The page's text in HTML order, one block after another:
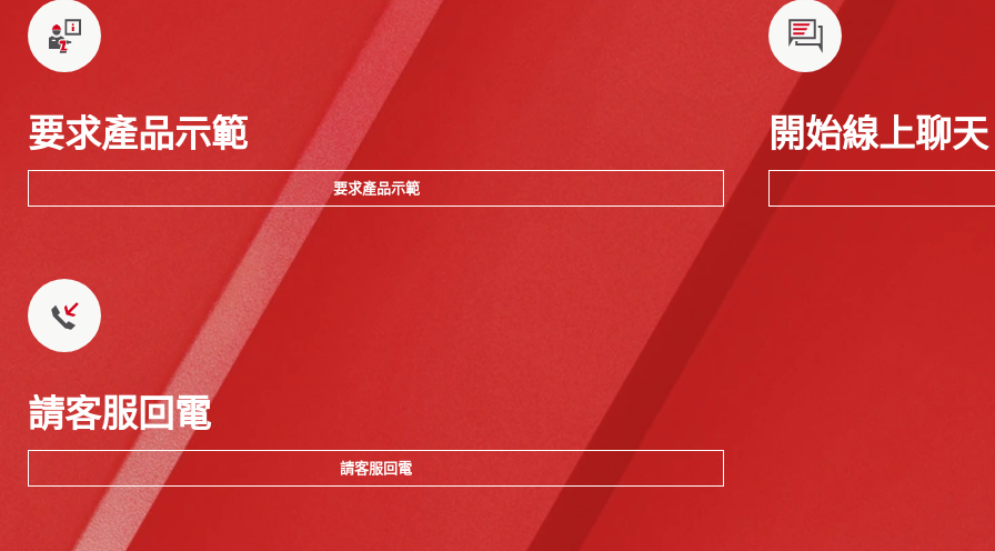
要求產品示範
要求產品示範
開始線上聊天
請客服回電
請客服回電